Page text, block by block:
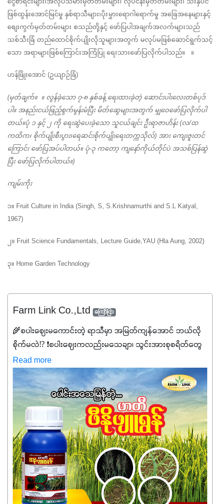
ဖြစ်ထွန်းအောင်မြင်မှု နှစ်ရာသီများ၊ပိုးမွှားရောဂါရောက်မှု အခြေအနေများနှင့်
စျေးကွက်မှတ်တမ်းများ စသည်တို့နှင့် ဖော်ပြပါအချက်အလက်များသည်
သစ်သီးခြံ တည်ထောင်စိုက်ပျိုးလိုသူများအတွက် မလုပ်မဖြစ်ဆောင်ရွက်သင့်
သော အရာများဖြစ်ကြောင်းအကြံပြု ရေးသားဖော်ပြလိုက်ပါသည်။   ။
ဟန်ဖြိုးအောင် (ဥယျာဉ်ခြံ)
(မှတ်ချက်။  ။ လွန်ခဲ့သော ၇-၈ နှစ်ခန့် ရေးထားခဲ့တဲ့ ဆောင်းပါးလေးတစ်ပုဒ်
ပါ။ အနည်းငယ်ဖြည့်စွက်မွန်းမံပြီး မိတ်ဆွေများအတွက် မျှဝေဖော်ပြလိုက်ပါ
တယ်။ပုံ ၁ နှင့် ၂ ကို ရေးဆွဲပေးခဲ့သော သူငယ်ချင်း ဦးရာဇာဟိန်း (လ/ထ
ကထိက၊ စိုက်ပျိုးစီးပွား၊ရေဆင်းစိုက်ပျိုးရေးတက္ကသိုလ်) အား ကျေးဇူးတင်
ကြောင်း ဖော်ပြအပ်ပါတယ်။ ပုံ-၃ ကတော့ ကျနော်ကိုယ်တိုင်ပဲ အသစ်ပြန်ဆွဲ
ပြီး ဖော်ပြလိုက်ပါတယ်။)
ကျမ်းကိုး
၁။ Fruit Culture in India (Singh, S, S.Krishnamurthi and S.L Katyal,
1967)
၂။ Fruit Science Fundamentals, Lecture Guide,YAU (Hla Aung, 2002)
၃။ Home Garden Technology
Farm Link Co.,Ltd ကြော်ငြာ
🌾စပါးဈေးမကောင်းတဲ့ ရာသီမှာ အမြတ်ကျန်အောင် ဘယ်လို
စိုက်မလဲ⁉️ ❗စပါးဈေးကလည်းမသေချာ၊ သွင်းအားစုစရိတ်တွေ
ကလည်း တက်နေတဲ့ဒီလိုအချိန်မှာ သွင်းအားစုဖိုးကို လျှော့ချပြီး
အထွက်နှုန်းကို ထိန်းထားနိုင်မှ ဦးကြီးတို့ အဆင်ပြေမှာနော် ✔️ဒါ
ကြောင့် ကိုယ်သုံးသမျှ ကိုယ့်အတွက်အကျိုးရစေမယ့်
အရည်အသွေးစိတ်ချရတဲ့ သွင်းအားစုပစ္စည်းတွေကိုပဲ ရွေးချယ်
သုံးသင့်ပါတယ်။
Read more